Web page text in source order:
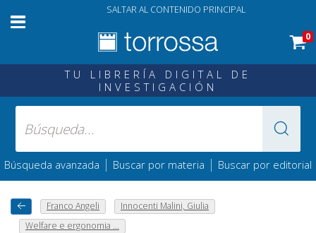
SALTAR AL CONTENIDO PRINCIPAL
0
TU LIBRERÍA DIGITAL DE
INVESTIGACIÓN
Búsqueda avanzada | Buscar por materia | Buscar por editorial
Franco Angeli
Innocenti Malini, Giulia
Welfare e ergonomia ...